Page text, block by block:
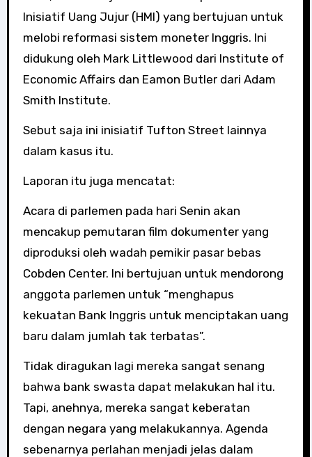
Inisiatif Uang Jujur (HMI) yang bertujuan untuk
melobi reformasi sistem moneter Inggris. Ini
didukung oleh Mark Littlewood dari Institute of
Economic Affairs dan Eamon Butler dari Adam
Smith Institute.
Sebut saja ini inisiatif Tufton Street lainnya
dalam kasus itu.
Laporan itu juga mencatat:
Acara di parlemen pada hari Senin akan
mencakup pemutaran film dokumenter yang
diproduksi oleh wadah pemikir pasar bebas
Cobden Center. Ini bertujuan untuk mendorong
anggota parlemen untuk “menghapus
kekuatan Bank Inggris untuk menciptakan uang
baru dalam jumlah tak terbatas”.
Tidak diragukan lagi mereka sangat senang
bahwa bank swasta dapat melakukan hal itu.
Tapi, anehnya, mereka sangat keberatan
dengan negara yang melakukannya. Agenda
sebenarnya perlahan menjadi jelas dalam